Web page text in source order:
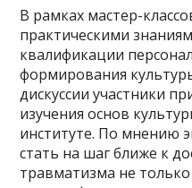
В рамках мастер-
практическими
квалификации
формирования
дискуссии участники
изучения основ
институте. По мнению
стать на шаг ближе к
травматизма не